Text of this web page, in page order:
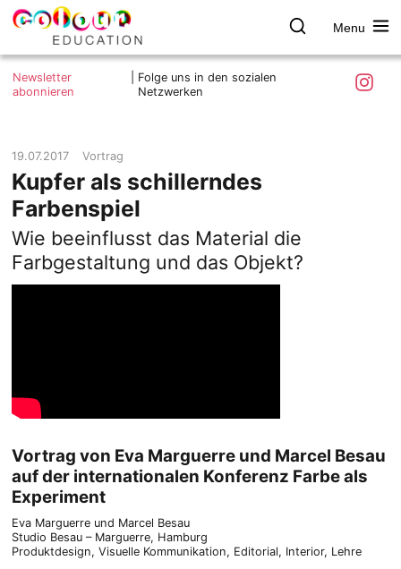
Skip
colour.education
Farbe
entdecken
Menu
Was ist colour.education?
Ziele und Mitmachen
Impressum
Datenschutzerklärung
Newsletter
abonnieren
Folge uns in den sozialen
Netzwerken
19.07.2017 Vortrag
Kupfer als schillerndes
Farbenspiel
Wie beeinflusst das Material die
Farbgestaltung und das Objekt?
Vortrag von Eva Marguerre und Marcel Besau
auf der internationalen Konferenz Farbe als
Experiment
Eva Marguerre und Marcel Besau
Studio Besau – Marguerre, Hamburg
Produktdesign, Visuelle Kommunikation, Editorial, Interior, Lehre